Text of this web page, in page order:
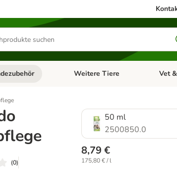
Menü öffnen: HundefutterKategorie-Menü öffnen:
Weitere Tiere Vet
(0)
50 ml
2500850.0
8,79 €
175,80 € / l